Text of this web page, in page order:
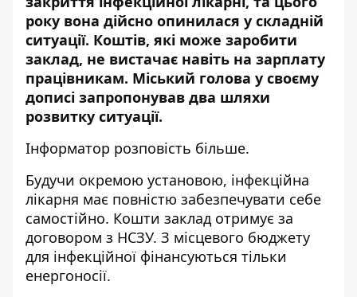
року вона дійсно опинилася у складній
ситуації. Коштів, які може заробити
заклад, не вистачає навіть на зарплату
працівникам. Міський голова у своєму
дописі запропонував два шляхи
розвитку ситуації.
Інформатор розповість більше.
Будучи окремою установою, інфекційна
лікарня має повністю забезпечувати себе
самостійно. Кошти заклад отримує за
договором з НСЗУ. З місцевого бюджету
для інфекційної фінансуються тільки
енергоносії.